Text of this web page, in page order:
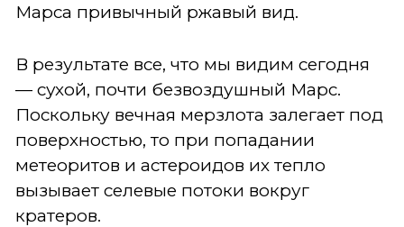
Марса привычный ржавый вид.
В результате все, что мы видим сегодня
— сухой, почти безвоздушный Марс.
Поскольку вечная мерзлота залегает под
поверхностью, то при попадании
метеоритов и астероидов их тепло
вызывает селевые потоки вокруг
кратеров.